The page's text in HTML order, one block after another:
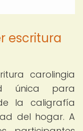
escritura
carolingia
única para
la caligrafía
del hogar. A